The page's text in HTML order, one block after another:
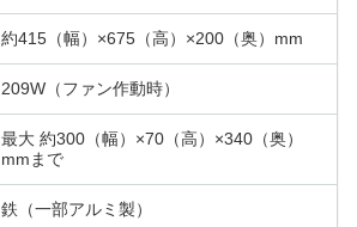
約415（幅）×675（高）×200（奥）mm
209W（ファン作動時）
最大 約300（幅）×70（高）×340（奥）
mmまで
鉄（一部アルミ製）